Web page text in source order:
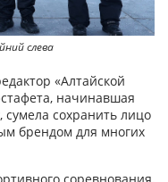
слева
«Алтайской
начинавшая
сумела сохранить лицо
брендом для многих